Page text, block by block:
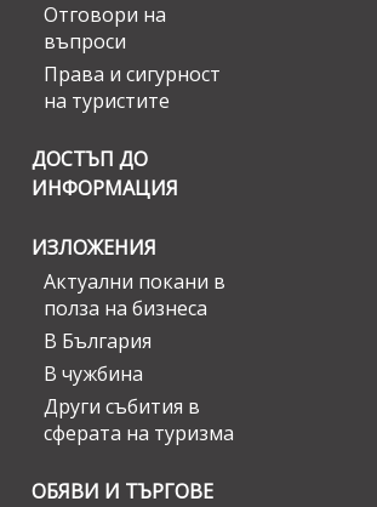
Отговори на
въпроси
Права и сигурност
на туристите
ДОСТЪП ДО
ИНФОРМАЦИЯ
ИЗЛОЖЕНИЯ
Актуални покани в
полза на бизнеса
В България
В чужбина
Други събития в
сферата на туризма
ОБЯВИ И ТЪРГОВЕ